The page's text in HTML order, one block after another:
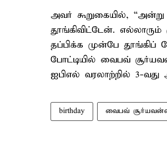
அவர் கூறுகையில்,
தூங்கிவிட்டேன். எல்லாரும்
தப்பிக்க முன்பே தூங்கிப்
போட்டியில் வைபவ்
ஐபிஎல் வரலாற்றில் 3-
birthday வைபவ்